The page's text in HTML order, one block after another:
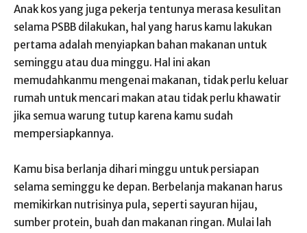
Anak kos yang juga pekerja tentunya merasa kesulitan
selama PSBB dilakukan, hal yang harus kamu lakukan
pertama adalah menyiapkan bahan makanan untuk
seminggu atau dua minggu. Hal ini akan
memudahkanmu mengenai makanan, tidak perlu keluar
rumah untuk mencari makan atau tidak perlu khawatir
jika semua warung tutup karena kamu sudah
mempersiapkannya.
Kamu bisa berlanja dihari minggu untuk persiapan
selama seminggu ke depan. Berbelanja makanan harus
memikirkan nutrisinya pula, seperti sayuran hijau,
sumber protein, buah dan makanan ringan. Mulai lah